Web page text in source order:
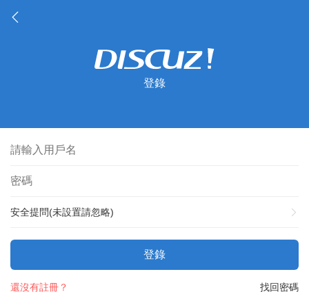
登錄
安全提問(未設置請忽略)
登錄
找回密碼
還沒有註冊？